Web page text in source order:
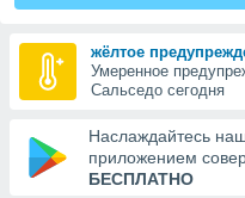
к этому
доступ
жёлтое
Умеренное
Сальседо сегодня
Наслаждайтесь
приложением
БЕСПЛАТНО